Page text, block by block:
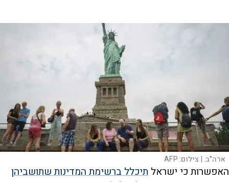
ארה"ב. | צילום:AFP
האפשרות כי ישראל תיכלל ברשימת המדינות שתושביהן